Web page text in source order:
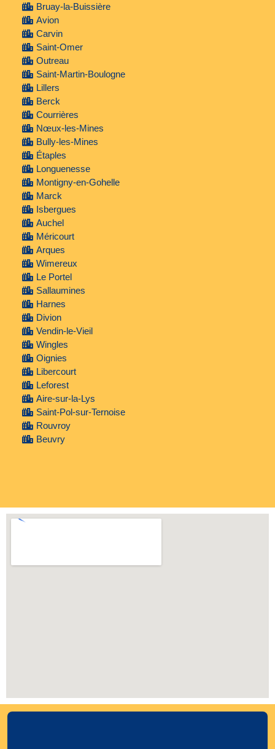
Bruay-la-Buissière
Avion
Carvin
Saint-Omer
Outreau
Saint-Martin-Boulogne
Lillers
Berck
Courrières
Nœux-les-Mines
Bully-les-Mines
Étaples
Longuenesse
Montigny-en-Gohelle
Marck
Isbergues
Auchel
Méricourt
Arques
Wimereux
Le Portel
Sallaumines
Harnes
Divion
Vendin-le-Vieil
Wingles
Oignies
Libercourt
Leforest
Aire-sur-la-Lys
Saint-Pol-sur-Ternoise
Rouvroy
Beuvry